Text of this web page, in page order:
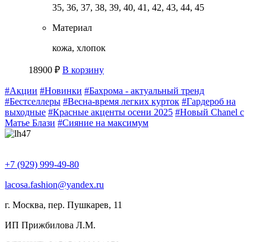
35, 36, 37, 38, 39, 40, 41, 42, 43, 44, 45
Материал
кожа, хлопок
18900 ₽ В корзину
#Акции #Новинки #Бахрома - актуальный тренд
#Бестселлеры #Весна-время легких курток #Гардероб на
выходные #Красные акценты осени 2025 #Новый Chanel с
Матье Блази #Сияние на максимум
+7 (929) 999-49-80
lacosa.fashion@yandex.ru
г. Москва, пер. Пушкарев, 11
ИП Прижбилова Л.М.